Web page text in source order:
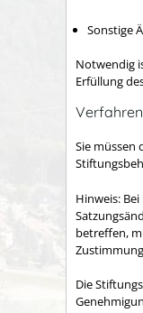
Sonstige
Notwendig
Erfüllung
Sie müssen
Hinweis:
betreffen,
Die